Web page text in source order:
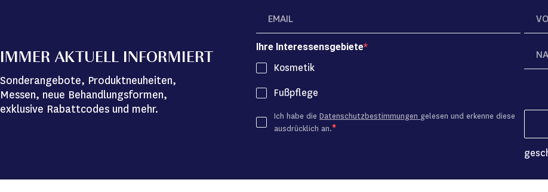
IMMER AKTUELL INFORMIERT
Sonderangebote, Produktneuheiten,
Messen, neue Behandlungsformen,
exklusive Rabattcodes und mehr.
Ihre Interessensgebiete
Kosmetik
Fußpflege
Ich habe dieDatenschutzbestimmungen gelesen und erkenne diese
ausdrücklich an.